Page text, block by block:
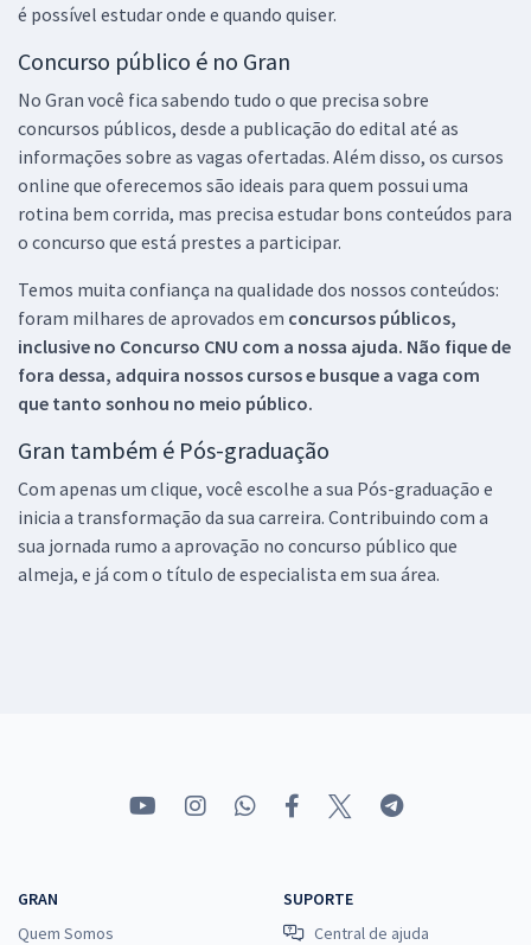
é possível estudar onde e quando quiser.
Concurso público é no Gran
No Gran você fica sabendo tudo o que precisa sobre
concursos públicos, desde a publicação do edital até as
informações sobre as vagas ofertadas. Além disso, os cursos
online que oferecemos são ideais para quem possui uma
rotina bem corrida, mas precisa estudar bons conteúdos para
o concurso que está prestes a participar.
Temos muita confiança na qualidade dos nossos conteúdos:
foram milhares de aprovados em concursos públicos,
inclusive no Concurso CNU com a nossa ajuda. Não fique de
fora dessa, adquira nossos cursos e busque a vaga com
que tanto sonhou no meio público.
Gran também é Pós-graduação
Com apenas um clique, você escolhe a sua Pós-graduação e
inicia a transformação da sua carreira. Contribuindo com a
sua jornada rumo a aprovação no concurso público que
almeja, e já com o título de especialista em sua área.
GRAN
Quem Somos
SUPORTE
Central de ajuda